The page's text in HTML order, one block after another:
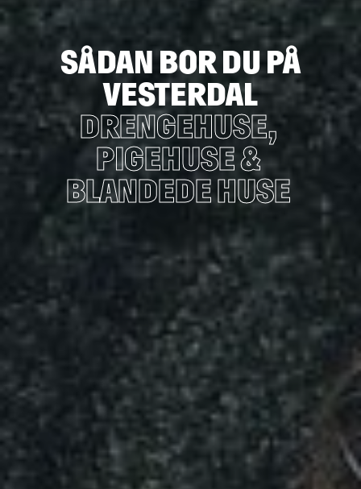
SÅDAN BOR DU PÅ
VESTERDAL
DRENGEHUSE,
PIGEHUSE &
BLANDEDE HUSE